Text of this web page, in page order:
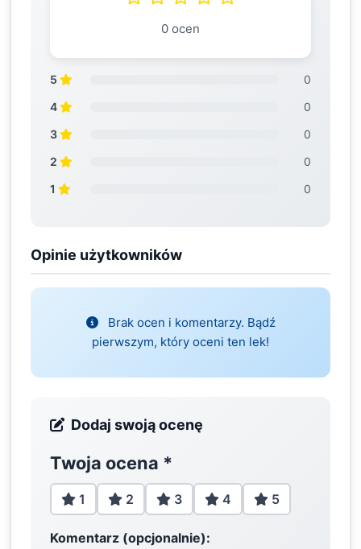
0 ocen
5
0
4
0
3
0
2
0
1
0
Opinie użytkowników
Brak ocen i komentarzy. Bądź
pierwszym, który oceni ten lek!
Dodaj swoją ocenę
Twoja ocena *
1 2 3 4 5
Komentarz (opcjonalnie):